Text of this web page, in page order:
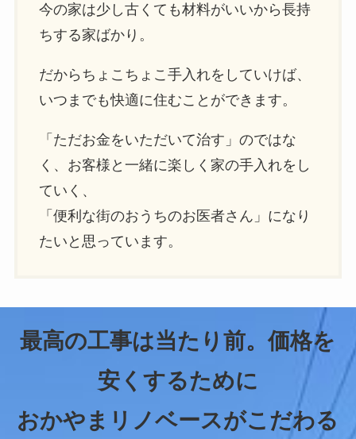
今の家は少し古くても材料がいいから長持
ちする家ばかり。
だからちょこちょこ手入れをしていけば、
いつまでも快適に住むことができます。
「ただお金をいただいて治す」のではな
く、お客様と一緒に楽しく家の手入れをし
ていく、
「便利な街のおうちのお医者さん」になり
たいと思っています。
最高の工事は当たり前。価格を
安くするために
おかやまリノベースがこだわる